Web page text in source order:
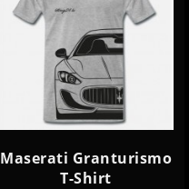
Maserati Granturismo
T-Shirt